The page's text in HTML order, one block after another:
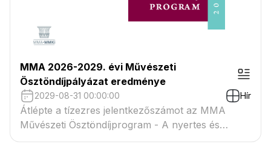
MMA 2026-2029. évi Művészeti
Ösztöndíjpályázat eredménye
2029-08-31 00:00:00 Hír
Átlépte a tízezres jelentkezőszámot az MMA
Művészeti Ösztöndíjprogram - A nyertes és
tartaléklistás pályázók névsora megtekinthető a